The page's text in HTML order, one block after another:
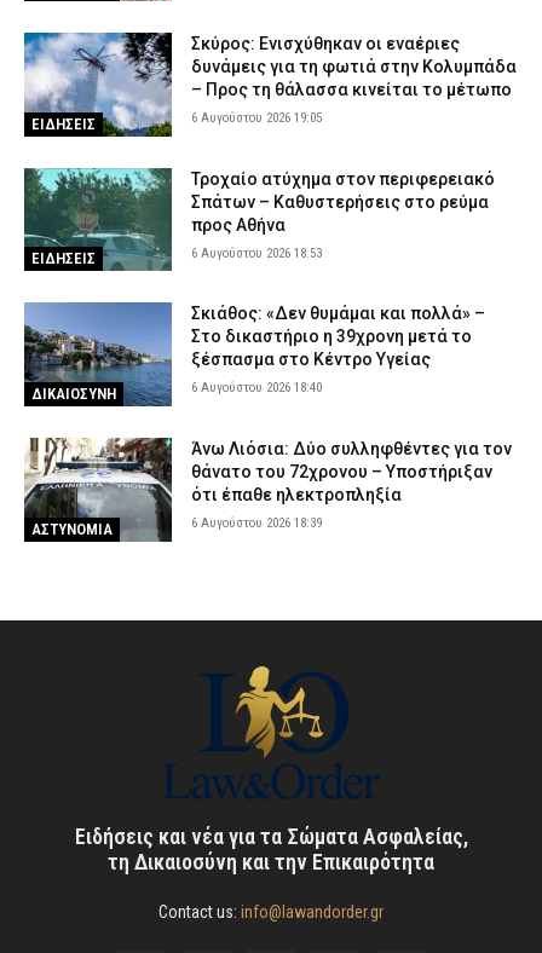
ΕΙΔΗΣΕΙΣ
Σκύρος: Ενισχύθηκαν οι εναέριες
δυνάμεις για τη φωτιά στην Κολυμπάδα
– Προς τη θάλασσα κινείται το μέτωπο
6 Αυγούστου 2026 19:05
ΕΙΔΗΣΕΙΣ
Τροχαίο ατύχημα στον περιφερειακό
Σπάτων – Καθυστερήσεις στο ρεύμα
προς Αθήνα
6 Αυγούστου 2026 18:53
ΔΙΚΑΙΟΣΥΝΗ
Σκιάθος: «Δεν θυμάμαι και πολλά» –
Στο δικαστήριο η 39χρονη μετά το
ξέσπασμα στο Κέντρο Υγείας
6 Αυγούστου 2026 18:40
ΑΣΤΥΝΟΜΙΑ
Άνω Λιόσια: Δύο συλληφθέντες για τον
θάνατο του 72χρονου – Υποστήριξαν
ότι έπαθε ηλεκτροπληξία
6 Αυγούστου 2026 18:39
Ειδήσεις και νέα για τα Σώματα Ασφαλείας,
τη Δικαιοσύνη και την Επικαιρότητα
Contact us: info@lawandorder.gr